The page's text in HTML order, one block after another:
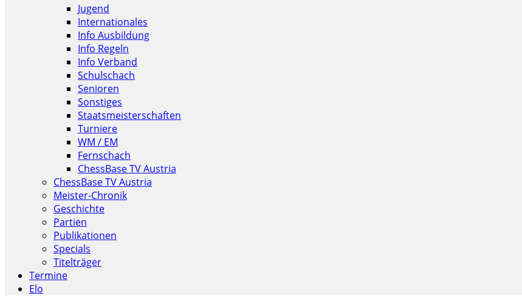
Jugend
Internationales
Info Ausbildung
Info Regeln
Info Verband
Schulschach
Senioren
Sonstiges
Staatsmeisterschaften
Turniere
WM / EM
Fernschach
ChessBase TV Austria
ChessBase TV Austria
Meister-Chronik
Geschichte
Partien
Publikationen
Specials
Titelträger
Termine
Elo